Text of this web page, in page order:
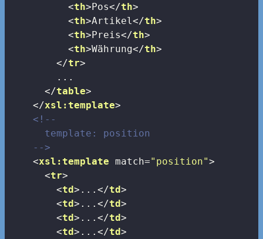
<th>Pos</th>
<th>Artikel</th>
<th>Preis</th>
<th>Währung</th>
</tr>
        ...
</table>
</xsl:template>
<!--
      template: position
    -->
<xsl:template match="position">
<tr>
<td> ...</td>
<td> ...</td>
<td> ...</td>
<td> ...</td>